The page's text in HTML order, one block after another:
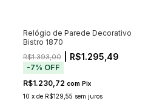
Relógio de Parede Decorativo
Bistro 1870
R$1.393,00| R$1.295,49
-7% OFF
R$1.230,72 com Pix
10 x de R$129,55 sem juros